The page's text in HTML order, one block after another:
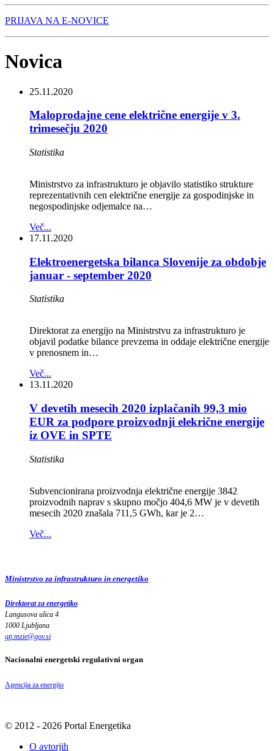
PRIJAVA NA E-NOVICE
Novica
25.11.2020
Maloprodajne cene električne energije v 3.
trimesečju 2020
Statistika
Ministrstvo za infrastrukturo je objavilo statistiko strukture
reprezentativnih cen električne energije za gospodinjske in
negospodinjske odjemalce na…
Več...
17.11.2020
Elektroenergetska bilanca Slovenije za obdobje
januar - september 2020
Statistika
Direktorat za energijo na Ministrstvu za infrastrukturo je
objavil podatke bilance prevzema in oddaje električne energije
v prenosnem in…
Več...
13.11.2020
V devetih mesecih 2020 izplačanih 99,3 mio
EUR za podpore proizvodnji elekrične energije
iz OVE in SPTE
Statistika
Subvencionirana proizvodnja električne energije 3842
proizvodnih naprav s skupno močjo 404,6 MW je v devetih
mesecih 2020 znašala 711,5 GWh, kar je 2…
Več...
Ministrstvo za infrastrukturo in energetiko
Direktorat za energetiko
Langusova ulica 4
1000 Ljubljana
gp.mzie@gov.si
Nacionalni energetski regulativni organ
Agencija za energijo
© 2012 - 2026 Portal Energetika
O avtorjih